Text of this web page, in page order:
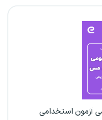
آزمون استخدامی